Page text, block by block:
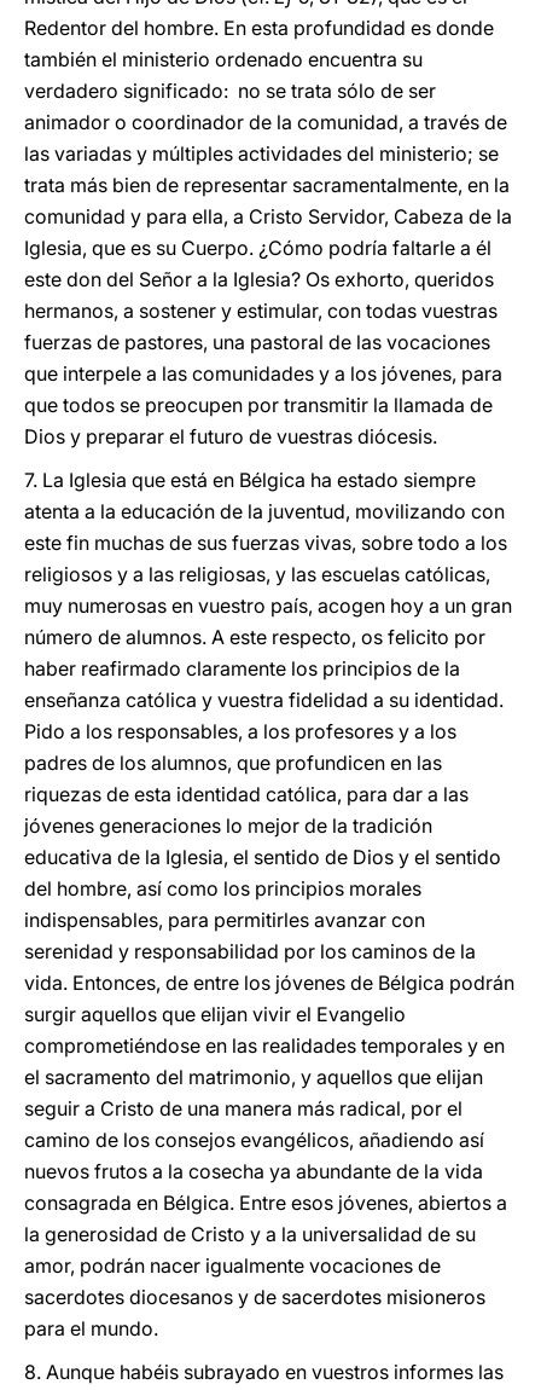
Redentor del hombre. En esta profundidad es donde
también el ministerio ordenado encuentra su
verdadero significado: no se trata sólo de ser
animador o coordinador de la comunidad, a través de
las variadas y múltiples actividades del ministerio; se
trata más bien de representar sacramentalmente, en la
comunidad y para ella, a Cristo Servidor, Cabeza de la
Iglesia, que es su Cuerpo. ¿Cómo podría faltarle a él
este don del Señor a la Iglesia? Os exhorto, queridos
hermanos, a sostener y estimular, con todas vuestras
fuerzas de pastores, una pastoral de las vocaciones
que interpele a las comunidades y a los jóvenes, para
que todos se preocupen por transmitir la llamada de
Dios y preparar el futuro de vuestras diócesis.
7. La Iglesia que está en Bélgica ha estado siempre
atenta a la educación de la juventud, movilizando con
este fin muchas de sus fuerzas vivas, sobre todo a los
religiosos y a las religiosas, y las escuelas católicas,
muy numerosas en vuestro país, acogen hoy a un gran
número de alumnos. A este respecto, os felicito por
haber reafirmado claramente los principios de la
enseñanza católica y vuestra fidelidad a su identidad.
Pido a los responsables, a los profesores y a los
padres de los alumnos, que profundicen en las
riquezas de esta identidad católica, para dar a las
jóvenes generaciones lo mejor de la tradición
educativa de la Iglesia, el sentido de Dios y el sentido
del hombre, así como los principios morales
indispensables, para permitirles avanzar con
serenidad y responsabilidad por los caminos de la
vida. Entonces, de entre los jóvenes de Bélgica podrán
surgir aquellos que elijan vivir el Evangelio
comprometiéndose en las realidades temporales y en
el sacramento del matrimonio, y aquellos que elijan
seguir a Cristo de una manera más radical, por el
camino de los consejos evangélicos, añadiendo así
nuevos frutos a la cosecha ya abundante de la vida
consagrada en Bélgica. Entre esos jóvenes, abiertos a
la generosidad de Cristo y a la universalidad de su
amor, podrán nacer igualmente vocaciones de
sacerdotes diocesanos y de sacerdotes misioneros
para el mundo.
8. Aunque habéis subrayado en vuestros informes las